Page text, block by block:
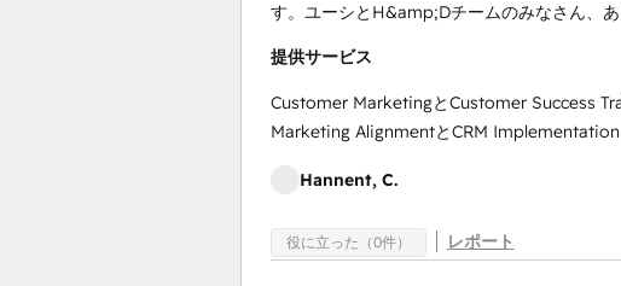
す。ユーシとH&amp;Dチームのみなさん、あ
提供サービス
Customer MarketingとCustomer Success
Marketing AlignmentとCRM Implementation
Hannent, C.
役に立った（0件） レポート